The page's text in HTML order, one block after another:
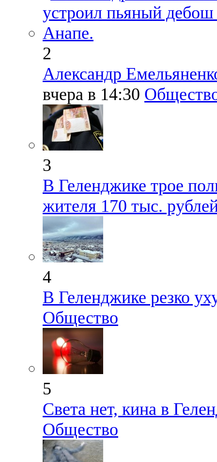
2
Александр
вчера в 14:30
3
В Геленджике трое
жителя 170 тыс.
4
В Геленджике резко
Общество
5
Света нет, кина в
Общество